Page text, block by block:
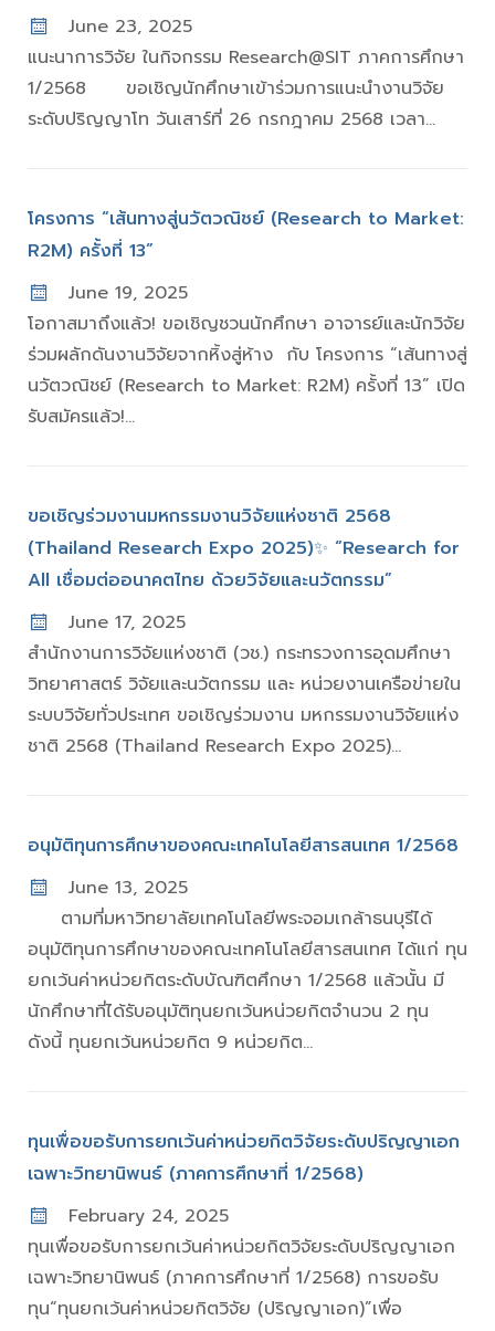
June 23, 2025
แนะนาการวิจัย ในกิจกรรม Research@SIT ภาคการศึกษา
1/2568 ขอเชิญนักศึกษาเข้าร่วมการแนะนำงานวิจัย
ระดับปริญญาโท วันเสาร์ที่ 26 กรกฎาคม 2568 เวลา...
โครงการ “เส้นทางสู่นวัตวณิชย์ (Research to Market:
R2M) ครั้งที่ 13”
June 19, 2025
โอกาสมาถึงแล้ว! ขอเชิญชวนนักศึกษา อาจารย์และนักวิจัย
ร่วมผลักดันงานวิจัยจากหิ้งสู่ห้าง กับ โครงการ “เส้นทางสู่
นวัตวณิชย์ (Research to Market: R2M) ครั้งที่ 13” เปิด
รับสมัครแล้ว!...
ขอเชิญร่วมงานมหกรรมงานวิจัยแห่งชาติ 2568
(Thailand Research Expo 2025)✨️ “Research for
All เชื่อมต่ออนาคตไทย ด้วยวิจัยและนวัตกรรม”
June 17, 2025
สำนักงานการวิจัยแห่งชาติ (วช.) กระทรวงการอุดมศึกษา
วิทยาศาสตร์ วิจัยและนวัตกรรม และ หน่วยงานเครือข่ายใน
ระบบวิจัยทั่วประเทศ ขอเชิญร่วมงาน มหกรรมงานวิจัยแห่ง
ชาติ 2568 (Thailand Research Expo 2025)...
อนุมัติทุนการศึกษาของคณะเทคโนโลยีสารสนเทศ 1/2568
June 13, 2025
ตามที่มหาวิทยาลัยเทคโนโลยีพระจอมเกล้าธนบุรีได้
อนุมัติทุนการศึกษาของคณะเทคโนโลยีสารสนเทศ ได้แก่ ทุน
ยกเว้นค่าหน่วยกิตระดับบัณฑิตศึกษา 1/2568 แล้วนั้น มี
นักศึกษาที่ได้รับอนุมัติทุนยกเว้นหน่วยกิตจำนวน 2 ทุน
ดังนี้ ทุนยกเว้นหน่วยกิต 9 หน่วยกิต...
ทุนเพื่อขอรับการยกเว้นค่าหน่วยกิตวิจัยระดับปริญญาเอก
เฉพาะวิทยานิพนธ์ (ภาคการศึกษาที่ 1/2568)
February 24, 2025
ทุนเพื่อขอรับการยกเว้นค่าหน่วยกิตวิจัยระดับปริญญาเอก
เฉพาะวิทยานิพนธ์ (ภาคการศึกษาที่ 1/2568) การขอรับ
ทุน“ทุนยกเว้นค่าหน่วยกิตวิจัย (ปริญญาเอก)”เพื่อ